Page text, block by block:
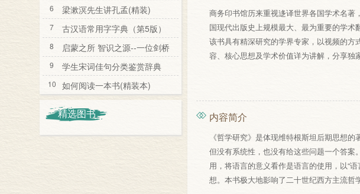
6 梁漱溟先生讲孔孟(精装)
7 古汉语常用字字典（第5版）
8
启蒙之所 智识之源--一位剑桥
教授看剑桥
9 学生宋词佳句分类鉴赏辞典
10 如何阅读一本书(精装本)
精选图书
商务印书馆历来重视迻译世界各国学术名著
国现代出版史上规模最大、最为重要的学术
该书具有精深研究的学界专家，以视频的方
容、核心思想及学术价值详为讲解，分享独
内容简介
《哲学研究》是体现维特根斯坦后期思想
但没有系统性，也没有给这些问题一个答
用，将语言的意义看作是语言的使用，以“
想。本书极大地影响了二十世纪西方主流哲